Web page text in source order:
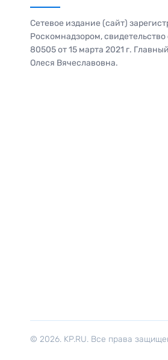
Сетевое издание (сайт)
Роскомнадзором,
80505 от 15 марта 2021 г.
Олеся Вячеславовна.
© 2026. KP.RU. Все права